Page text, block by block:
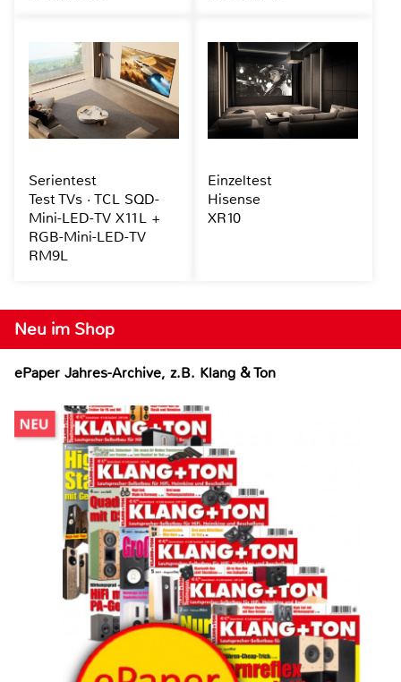
Neu im Shop
ePaper Jahres-Archive, z.B. Klang & Ton
Serientest
Test TVs · TCL SQD-
Mini-LED-TV X11L +
RGB-Mini-LED-TV
RM9L
Einzeltest
Hisense
XR10